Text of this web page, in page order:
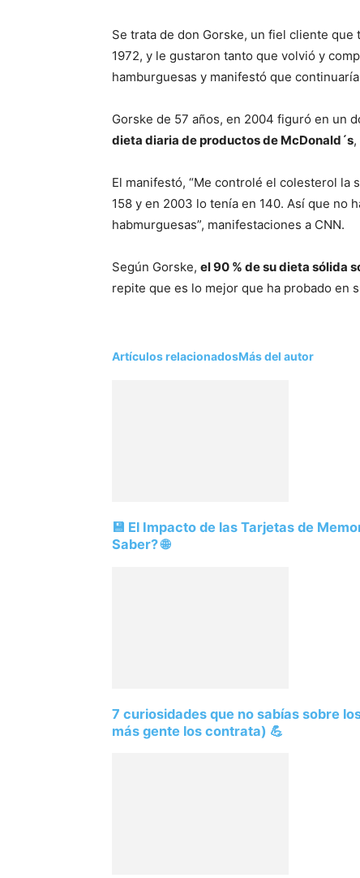
Se trata de don Gorske, un fiel cliente que
1972, y le gustaron tanto que volvió y
hamburguesas y manifestó que
Gorske de 57 años, en 2004 figuró en un
dieta diaria de productos de McDonald´s
El manifestó, “Me controlé el colesterol la
158 y en 2003 lo tenía en 140. Así que no
habmurguesas”, manifestaciones a CNN.
Según Gorske, el 90 % de su dieta sólida
repite que es lo mejor que ha probado en
Artículos relacionadosMás del autor
💾 El Impacto de las Tarjetas de
Saber? 🌐
7 curiosidades que no sabías sobre
más gente los contrata) 💪